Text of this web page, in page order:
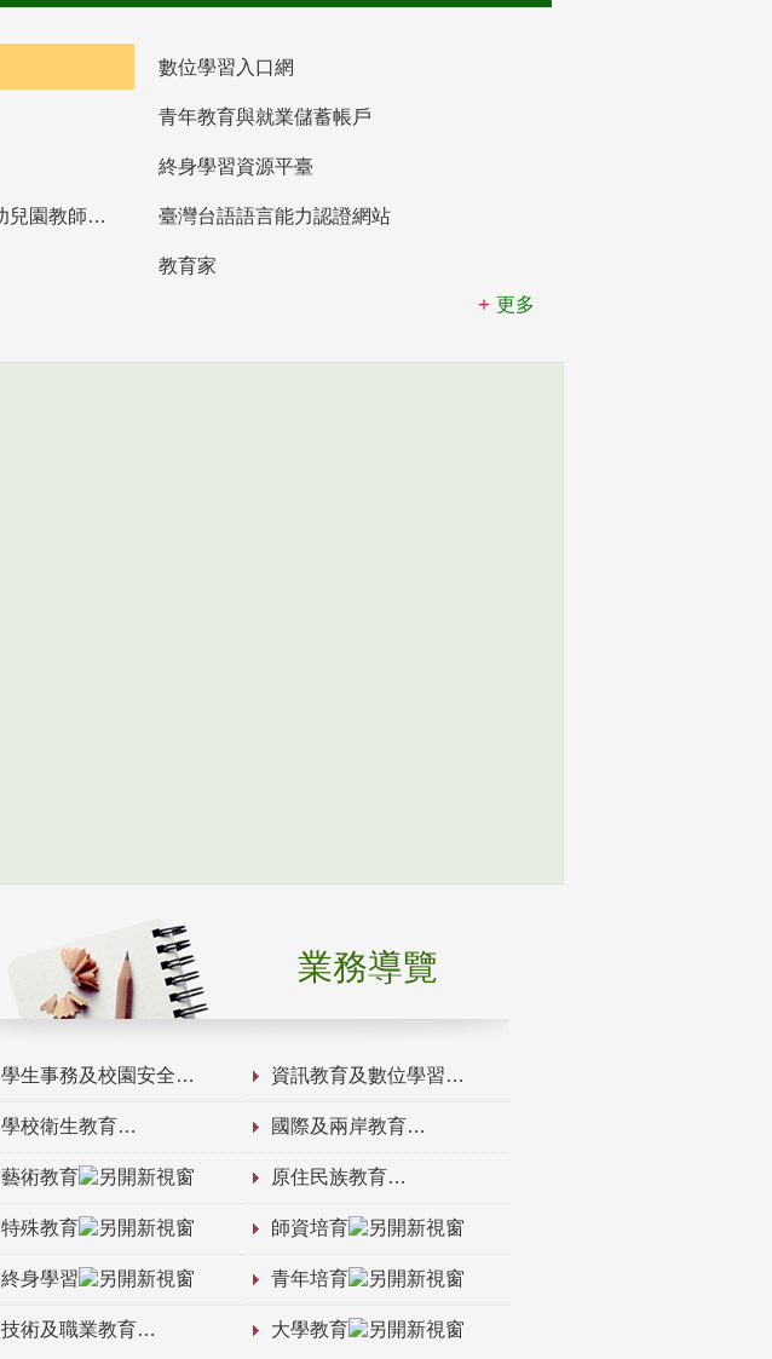
數位學習入口網
青年教育與就業儲蓄帳戶
終身學習資源平臺
教育部高中等以下學校及幼兒園教師資格檢定考試 臺灣台語語言能力認證網站
教育家
更多
業務導覽
學生事務及校園安全 資訊教育及數位學習
學校衛生教育 國際及兩岸教育
藝術教育 原住民族教育
特殊教育 師資培育
終身學習 青年培育
技術及職業教育 大學教育